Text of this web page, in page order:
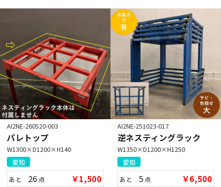
AI2NE-260520-003
パレトップ
W1300×D1200×H140
愛知
あと 26 点 ￥1,500
AI2NE-251023-017
逆ネスティングラック
W1350×D1200×H1250
愛知
あと 5 点 ￥6,500